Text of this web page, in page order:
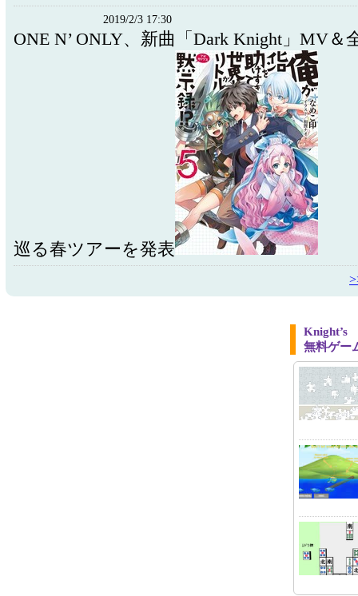
2019/2/3 17:30
ONE N’ ONLY、新曲「Dark Knight」MV＆
巡る春ツアーを発表
Knight’s
無料ゲー